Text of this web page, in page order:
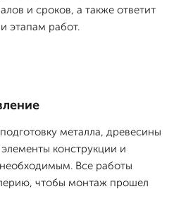
и сроков, а также ответит
этапам работ.
металла, древесины
конструкции и
Все работы
чтобы монтаж прошел